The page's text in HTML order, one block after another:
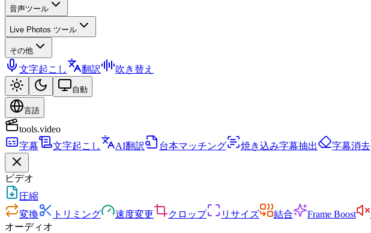
音声ツール
Live Photos ツール
その他
文字起こし 翻訳 吹き替え
自動
言語
tools.video
字幕
文字起こし AI翻訳 台本マッチング 焼き込み字幕抽出 字幕消去
ビデオ
圧縮
変換
トリミング 速度変更 クロップ リサイズ 結合 Frame Boost
オーディオ